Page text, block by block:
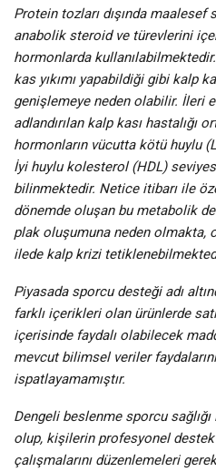
Protein tozları dışında maalesef
anabolik steroid ve türevlerini
hormonlarda
kas yıkımı yapabildiği gibi kalp
genişlemeye neden olabilir. İleri
adlandırılan kalp kası hastalığı
hormonların vücutta kötü huylu
İyi huylu kolesterol (HDL)
bilinmektedir. Netice itibarı ile
dönemde oluşan bu metabolik
plak oluşumuna neden olmakta,
ilede kalp krizi
Piyasada sporcu desteği adı
farklı içerikleri olan ürünlerde
içerisinde faydalı olabilecek
mevcut bilimsel veriler
ispatlayamamıştır.
Dengeli beslenme sporcu
olup, kişilerin profesyonel
çalışmalarını düzenlemeleri